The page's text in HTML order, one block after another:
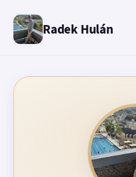
Radek Hulán